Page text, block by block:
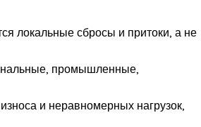
локальные сбросы и притоки, а не
промышленные,
и неравномерных нагрузок,